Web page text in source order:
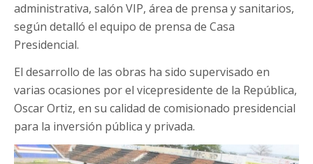
administrativa, salón VIP, área de prensa y sanitarios,
según detalló el equipo de prensa de Casa
Presidencial.
El desarrollo de las obras ha sido supervisado en
varias ocasiones por el vicepresidente de la República,
Oscar Ortiz, en su calidad de comisionado presidencial
para la inversión pública y privada.